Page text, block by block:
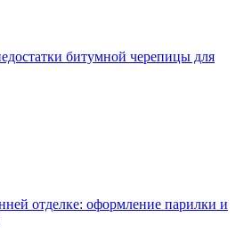
битумной черепицы для
отделке: оформление парилки и